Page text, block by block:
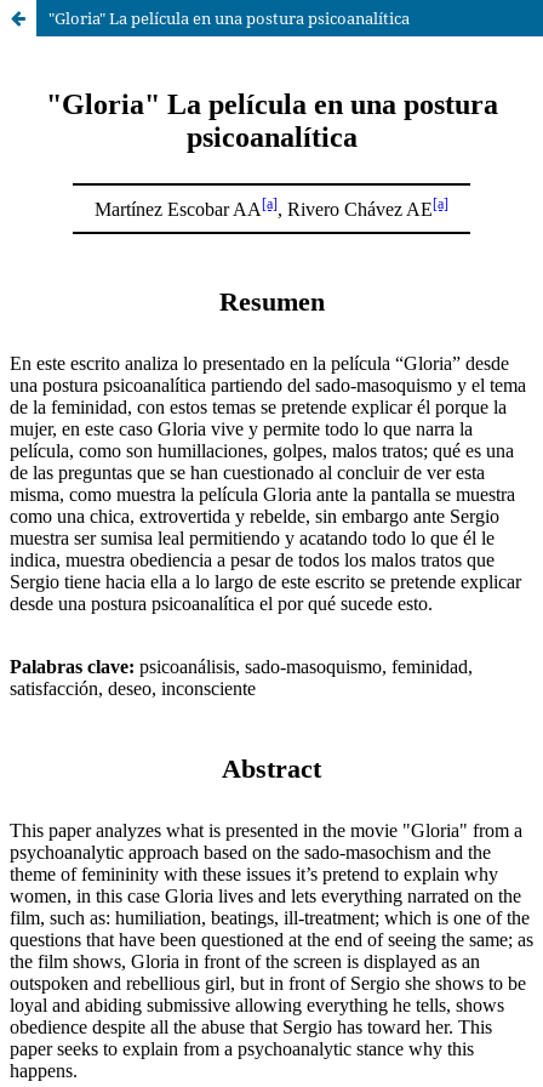
"Gloria" La película en una postura psicoanalítica